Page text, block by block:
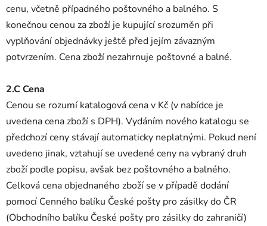
cenu, včetně případného poštovného a balného. S
konečnou cenou za zboží je kupující srozuměn při
vyplňování objednávky ještě před jejím závazným
potvrzením. Cena zboží nezahrnuje poštovné a balné.
2.C Cena
Cenou se rozumí katalogová cena v Kč (v nabídce je
uvedena cena zboží s DPH). Vydáním nového katalogu se
předchozí ceny stávají automaticky neplatnými. Pokud není
uvedeno jinak, vztahují se uvedené ceny na vybraný druh
zboží podle popisu, avšak bez poštovného a balného.
Celková cena objednaného zboží se v případě dodání
pomocí Cenného balíku České pošty pro zásilky do ČR
(Obchodního balíku České pošty pro zásilky do zahraničí)